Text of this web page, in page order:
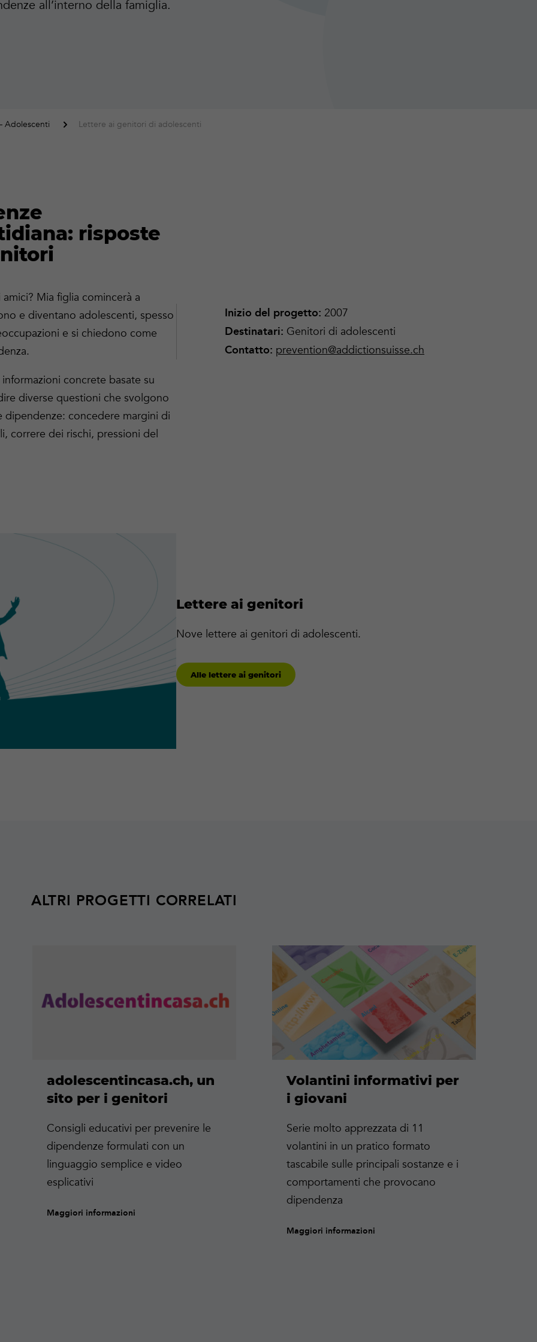
all’interno della famiglia.
Adolescenti Lettere ai genitori di adolescenti
risposte
Mia figlia comincerà a
e diventano adolescenti, spesso
e si chiedono come
concrete basate su
diverse questioni che svolgono
concedere margini di
correre dei rischi, pressioni del
Inizio del progetto: 2007
Destinatari: Genitori di adolescenti
Contatto: prevention@addictionsuisse.ch
Lettere ai genitori
Nove lettere ai genitori di adolescenti.
Alle lettere ai genitori
ALTRI PROGETTI CORRELATI
adolescentincasa.ch, un
sito per i genitori
Consigli educativi per prevenire le
dipendenze formulati con un
linguaggio semplice e video
esplicativi
Maggiori informazioni
Volantini informativi per
i giovani
Serie molto apprezzata di 11
volantini in un pratico formato
tascabile sulle principali sostanze e i
comportamenti che provocano
dipendenza
Maggiori
informazioni
Maggiori informazioni